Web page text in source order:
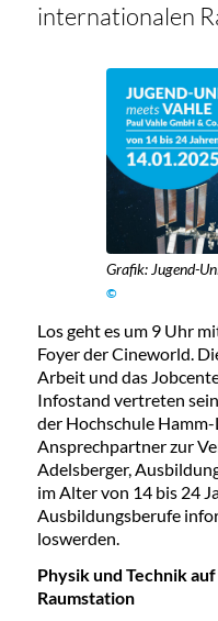
internationalen
Grafik: Jugend-
©
Los geht es um 9 Uhr
Foyer der Cineworld.
Arbeit und das
Infostand vertreten
der Hochschule
Ansprechpartner zur
Adelsberger,
im Alter von 14 bis 24
Ausbildungsberufe
loswerden.
Physik und Technik
Raumstation